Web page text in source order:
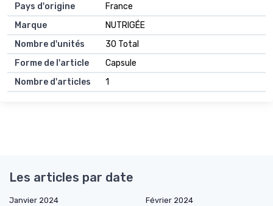
Pays d'origine
France
Marque
NUTRIGÉE
Nombre d'unités
30 Total
Forme de l'article
Capsule
Nombre d'articles
1
Les articles par date
Janvier 2024
Février 2024